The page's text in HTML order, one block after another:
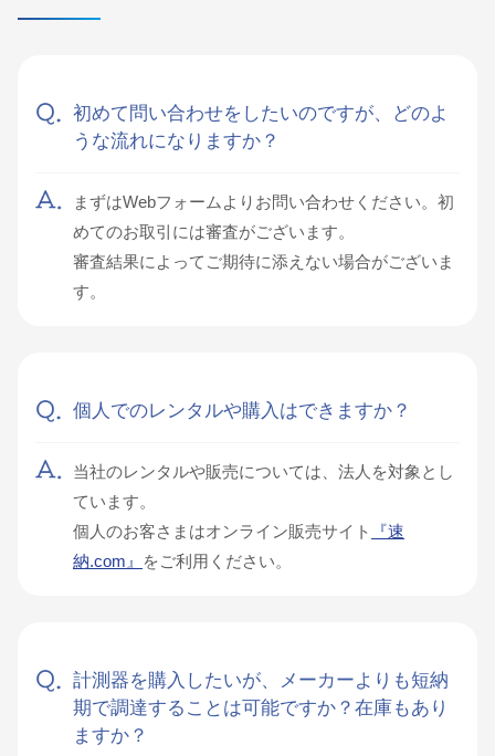
初めて問い合わせをしたいのですが、どのよ
うな流れになりますか？
まずはWebフォームよりお問い合わせください。初
めてのお取引には審査がございます。
審査結果によってご期待に添えない場合がございま
す。
個人でのレンタルや購入はできますか？
当社のレンタルや販売については、法人を対象とし
ています。
個人のお客さまはオンライン販売サイト
『速
納.com』
をご利用ください。
計測器を購入したいが、メーカーよりも短納
期で調達することは可能ですか？在庫もあり
ますか？